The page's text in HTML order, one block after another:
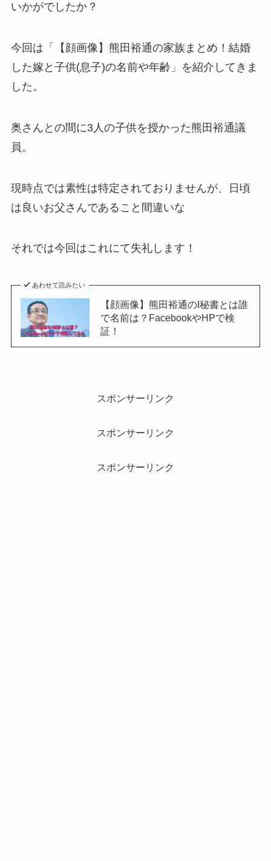
いかがでしたか？
今回は「【顔画像】熊田裕通の家族まとめ！結婚
した嫁と子供(息子)の名前や年齢」を紹介してきま
した。
奥さんとの間に3人の子供を授かった熊田裕通議
員。
現時点では素性は特定されておりませんが、日頃
は良いお父さんであること間違いな
それでは今回はこれにて失礼します！
あわせて読みたい
【顔画像】熊田裕通のI秘書とは誰
で名前は？FacebookやHPで検
証！
スポンサーリンク
スポンサーリンク
スポンサーリンク